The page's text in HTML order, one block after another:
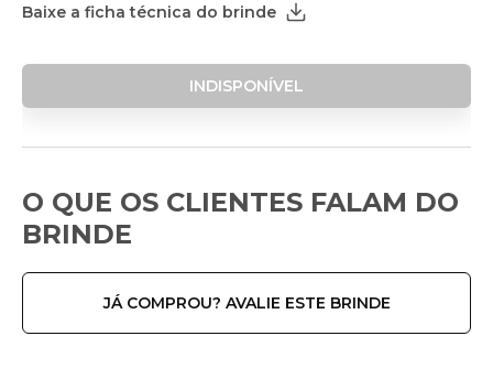
Baixe a ficha técnica do brinde
INDISPONÍVEL
O QUE OS CLIENTES FALAM DO
BRINDE
JÁ COMPROU? AVALIE ESTE BRINDE